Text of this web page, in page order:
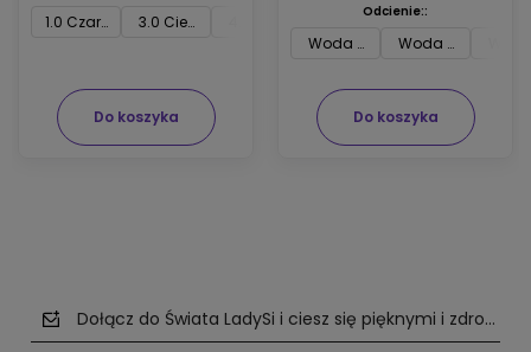
Do koszyka
1.0 Czarny 3.0 Ciemny brąz 5.0 Jasny brąz6.0 Ciemny
Do koszyka
Odcienie::
Woda utleniona Joico 3 %
Woda utleniona
Dołącz do Świata LadySi i ciesz się pięknymi i